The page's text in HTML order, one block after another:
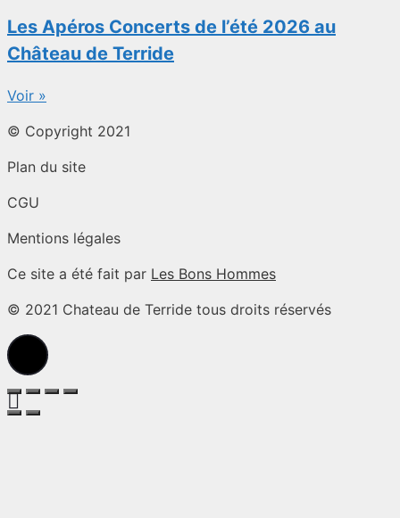
Les Apéros Concerts de l’été 2026 au
Château de Terride
Voir »
© Copyright 2021
Plan du site
CGU
Mentions légales
Ce site a été fait par Les Bons Hommes
© 2021 Chateau de Terride tous droits réservés